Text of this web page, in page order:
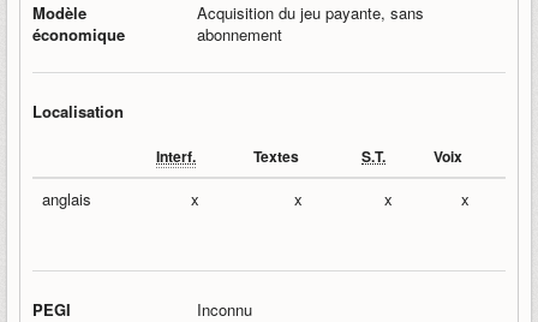
Modèle
économique
Acquisition du jeu payante, sans
abonnement
Localisation
Interf. Textes S.T. Voix
anglais x x x x
PEGI Inconnu